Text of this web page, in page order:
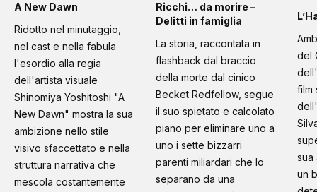
A New Dawn
Ridotto nel minutaggio,
nel cast e nella fabula
l'esordio alla regia
dell'artista visuale
Shinomiya Yoshitoshi "A
New Dawn" mostra la sua
ambizione nello stile
visivo sfaccettato e nella
struttura narrativa che
mescola costantemente
Ricchi… da morire –
Delitti in famiglia
La storia, raccontata in
flashback dal braccio
della morte dal cinico
Becket Redfellow, segue
il suo spietato e calcolato
piano per eliminare uno a
uno i sette bizzarri
parenti miliardari che lo
separano da una
del
film
sua
un